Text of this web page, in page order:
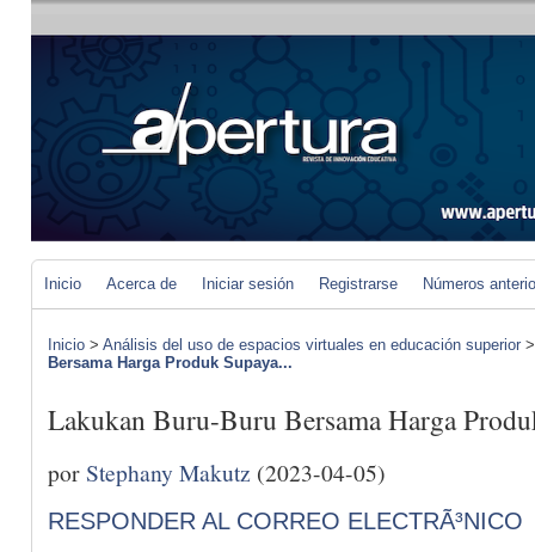
Inicio Acerca de Iniciar sesión Registrarse Números
Inicio > Análisis del uso de espacios virtuales en educación superior
Bersama Harga Produk Supaya...
Lakukan Buru-Buru Bersama Harga
porStephany Makutz (2023-04-05)
RESPONDER AL CORREO ELECTRÃ³NICO